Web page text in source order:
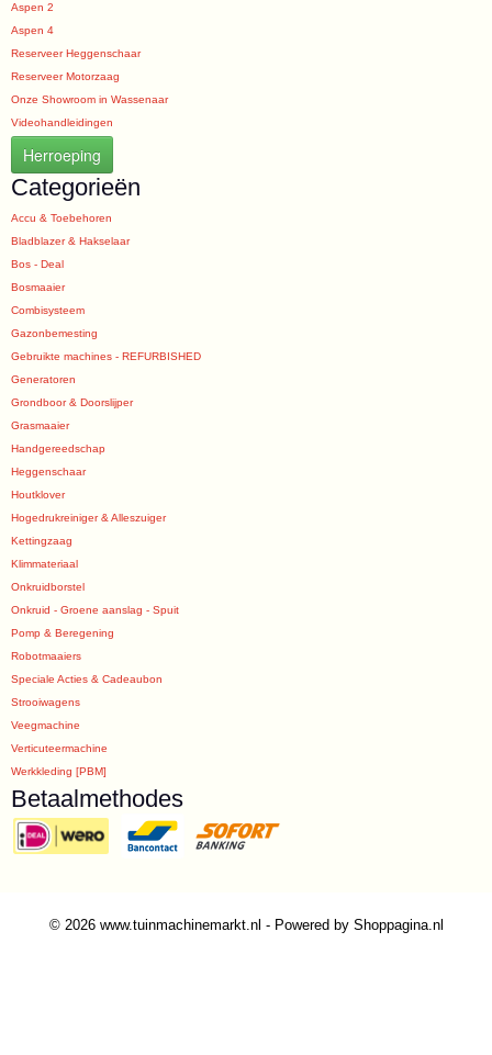
Aspen 2
Aspen 4
Reserveer Heggenschaar
Reserveer Motorzaag
Onze Showroom in Wassenaar
Videohandleidingen
Herroeping
Categorieën
Accu & Toebehoren
Bladblazer & Hakselaar
Bos - Deal
Bosmaaier
Combisysteem
Gazonbemesting
Gebruikte machines - REFURBISHED
Generatoren
Grondboor & Doorslijper
Grasmaaier
Handgereedschap
Heggenschaar
Houtklover
Hogedrukreiniger & Alleszuiger
Kettingzaag
Klimmateriaal
Onkruidborstel
Onkruid - Groene aanslag - Spuit
Pomp & Beregening
Robotmaaiers
Speciale Acties & Cadeaubon
Strooiwagens
Veegmachine
Verticuteermachine
Werkkleding [PBM]
Betaalmethodes
© 2026 www.tuinmachinemarkt.nl - Powered by Shoppagina.nl